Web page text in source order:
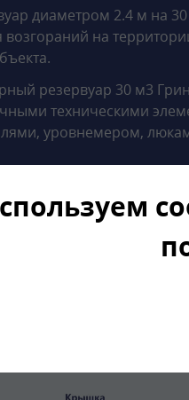
диаметром 2.4 м на
возгораний на
резервуар 30 м3
техническими
уровнемером,
поставки